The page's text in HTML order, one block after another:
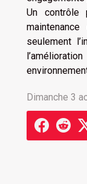
Un contrôle
seulement
Dimanche 3